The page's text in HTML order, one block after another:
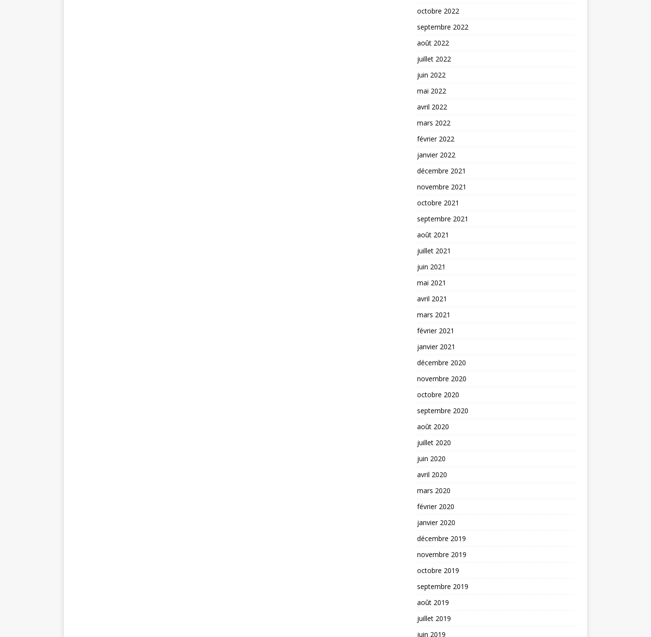
octobre 2022
septembre 2022
août 2022
juillet 2022
juin 2022
mai 2022
avril 2022
mars 2022
février 2022
janvier 2022
décembre 2021
novembre 2021
octobre 2021
septembre 2021
août 2021
juillet 2021
juin 2021
mai 2021
avril 2021
mars 2021
février 2021
janvier 2021
décembre 2020
novembre 2020
octobre 2020
septembre 2020
août 2020
juillet 2020
juin 2020
avril 2020
mars 2020
février 2020
janvier 2020
décembre 2019
novembre 2019
octobre 2019
septembre 2019
août 2019
juillet 2019
juin 2019